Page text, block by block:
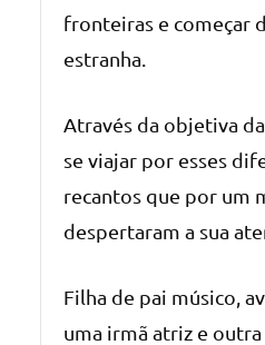
fronteiras e começar
estranha.
Através da objetiva
se viajar por esses
recantos que por um
despertaram a sua
Filha de pai músico,
uma irmã atriz e